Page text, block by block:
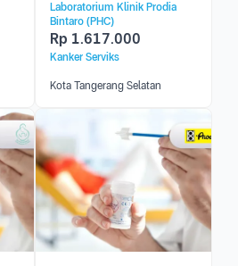
Laboratorium Klinik Prodia
Bintaro (PHC)
Rp 1.617.000
Kanker Serviks
Kota Tangerang Selatan